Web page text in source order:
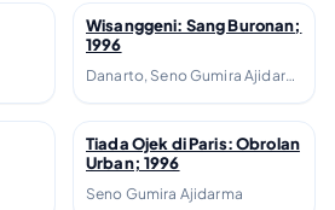
↗
Wisanggeni: Sang Buronan;
1996
Danarto, Seno Gumira Ajidarma
↗
Tiada Ojek di Paris: Obrolan
Urban; 1996
Seno Gumira Ajidarma